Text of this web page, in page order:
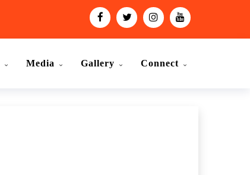
Media Gallery Connect